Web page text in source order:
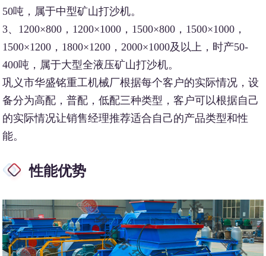
50吨，属于中型矿山打沙机。
3、1200×800，1200×1000，1500×800，1500×1000，
1500×1200，1800×1200，2000×1000及以上，时产50-
400吨，属于大型全液压矿山打沙机。
巩义市华盛铭重工机械厂根据每个客户的实际情况，设
备分为高配，普配，低配三种类型，客户可以根据自己
的实际情况让销售经理推荐适合自己的产品类型和性
能。
性能优势